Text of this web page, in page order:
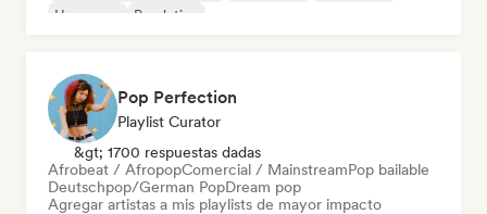
Hyperpop
Pop latino
Pop Perfection
Playlist Curator
&gt; 1700 respuestas dadas
Afrobeat / AfropopComercial / MainstreamPop bailable
Deutschpop/German PopDream pop
Agregar artistas a mis playlists de mayor impacto